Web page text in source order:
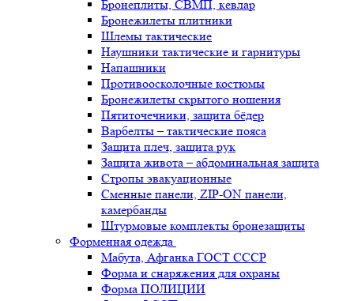
Бронеплиты, СВМП, кевлар
Бронежилеты плитники
Шлемы тактические
Наушники тактические и гарнитуры
Напашники
Противоосколочные костюмы
Бронежилеты скрытого ношения
Пятиточечники, защита бёдер
Варбелты – тактические пояса
Защита плеч, защита рук
Защита живота – абдоминальная защита
Стропы эвакуационные
Сменные панели, ZIP-ON панели,
камербанды
Штурмовые комплекты бронезащиты
Форменная одежда
Мабута, Афганка ГОСТ СССР
Форма и снаряжения для охраны
Форма ПОЛИЦИИ